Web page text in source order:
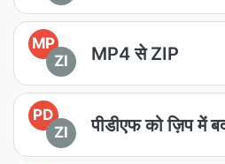
MP
ZI
MP4 से ZIP
PD
ZI
पीडीएफ को ज़िप में